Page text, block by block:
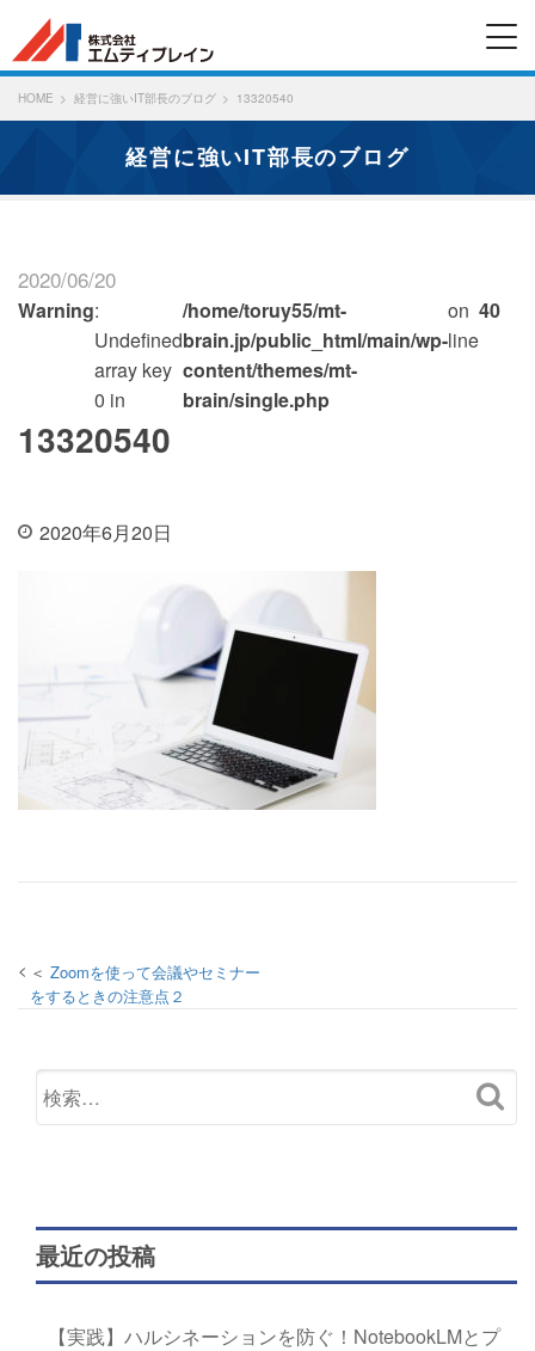
HOME 経営に強いIT部長のブログ 13320540
経営に強いIT部長のブログ
2020/06/20
Warning:
Undefined
array key
0 in
/home/toruy55/mt-
brain.jp/public_html/main/wp-
content/themes/mt-
brain/single.php
on
line
40
13320540
2020年6月20日
Zoomを使って会議やセミナー
をするときの注意点２
最近の投稿
【実践】ハルシネーションを防ぐ！NotebookLMとプ